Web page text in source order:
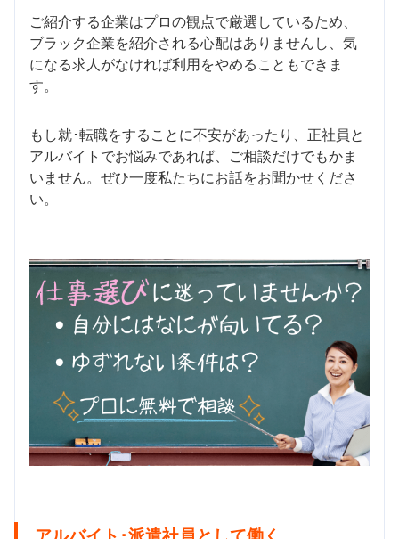
ご紹介する企業はプロの観点で厳選しているため、
ブラック企業を紹介される心配はありませんし、気
になる求人がなければ利用をやめることもできま
す。
もし就･転職をすることに不安があったり、正社員と
アルバイトでお悩みであれば、ご相談だけでもかま
いません。ぜひ一度私たちにお話をお聞かせくださ
い。